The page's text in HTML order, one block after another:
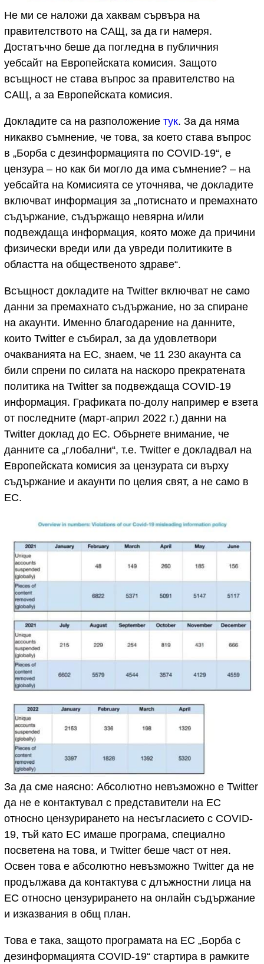
Не ми се наложи да хаквам сървъра на
правителството на САЩ, за да ги намеря.
Достатъчно беше да погледна в публичния
уебсайт на Европейската комисия. Защото
всъщност не става въпрос за правителство на
САЩ, а за Европейската комисия.
Докладите са на разположение тук. За да няма
никакво съмнение, че това, за което става въпрос
в „Борба с дезинформацията по COVID-19“, е
цензура – но как би могло да има съмнение? – на
уебсайта на Комисията се уточнява, че докладите
включват информация за „потиснато и премахнато
съдържание, съдържащо невярна и/или
подвеждаща информация, която може да причини
физически вреди или да увреди политиките в
областта на общественото здраве“.
Всъщност докладите на Twitter включват не само
данни за премахнато съдържание, но за спиране
на акаунти. Именно благодарение на данните,
които Twitter е събирал, за да удовлетвори
очакванията на ЕС, знаем, че 11 230 акаунта са
били спрени по силата на наскоро прекратената
политика на Twitter за подвеждаща COVID-19
информация. Графиката по-долу например е взета
от последните (март-април 2022 г.) данни на
Twitter доклад до ЕС. Обърнете внимание, че
данните са „глобални“, т.е. Twitter е докладвал на
Европейската комисия за цензурата си върху
съдържание и акаунти по целия свят, а не само в
ЕС.
За да сме наясно: Абсолютно невъзможно е Twitter
да не е контактувал с представители на ЕС
относно цензурирането на несъгласието с COVID-
19, тъй като ЕС имаше програма, специално
посветена на това, и Twitter беше част от нея.
Освен това е абсолютно невъзможно Twitter да не
продължава да контактува с длъжностни лица на
ЕС относно цензурирането на онлайн съдържание
и изказвания в общ план.
Това е така, защото програмата на ЕС „Борба с
дезинформацията COVID-19“ стартира в рамките